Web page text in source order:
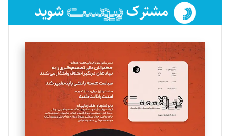
فائزه فتحی رستمی
تحریریه
سروش کرمیان
تحریریه
مینا پاکدل